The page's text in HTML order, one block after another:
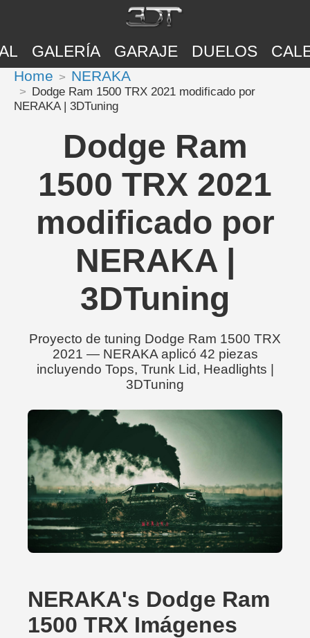
GALERÍA GARAJE DUELOS
Home NERAKA
Dodge Ram 1500 TRX 2021 modificado por
NERAKA | 3DTuning
Dodge Ram
1500 TRX 2021
modificado por
NERAKA |
3DTuning
Proyecto de tuning Dodge Ram 1500 TRX
2021 — NERAKA aplicó 42 piezas
incluyendo Tops, Trunk Lid, Headlights |
3DTuning
NERAKA's Dodge Ram
1500 TRX Imágenes